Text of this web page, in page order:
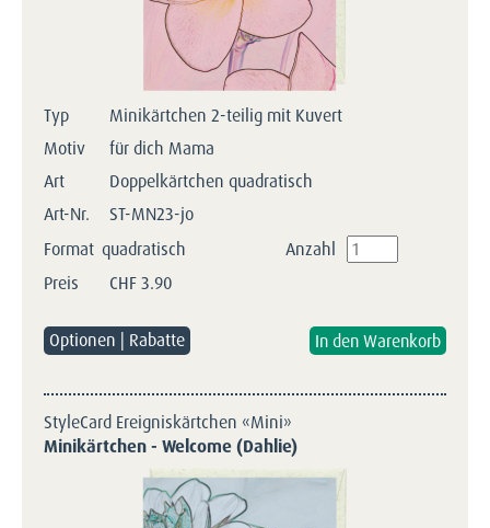
Typ
Minikärtchen 2-teilig mit Kuvert
Motiv
für dich Mama
Art
Doppelkärtchen quadratisch
Art-Nr.
ST-MN23-jo
Format quadratisch
Anzahl
Preis
CHF3.90
Optionen | Rabatte
StyleCard Ereigniskärtchen «Mini»
Minikärtchen - Welcome (Dahlie)